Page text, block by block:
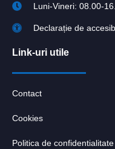
Luni-Vineri: 08.00-
Declarație de
Link-uri utile
Contact
Cookies
Politica de confidentialitate